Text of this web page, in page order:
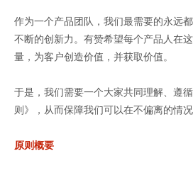
作为一个产品团队，我们最需要的永远
不断的创新力。有赞希望每个产品人在
量，为客户创造价值，并获取价值。
于是，我们需要一个大家共同理解、遵
则》，从而保障我们可以在不偏离的情
原则概要